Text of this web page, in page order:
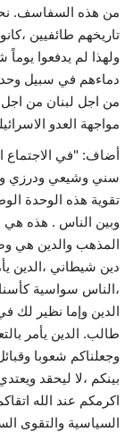
من هذه السفاسف.
تاريخهم طائفيين
ولهذا لم يدفعوا يوماً
دماءهم في سبيل وحدة
من اجل لبنان من
مواجهة العدو
أضاف: "في
سني وشيعي ودرزي
تقوية هذه الوحدة
وبين الناس . هذه هي
المذهب والدين هي
دين شيطاني ،الدين
،الناس سواسية
الدين وإما نظير لك
طالب. الدين يأمر
وجعلناكم شعوبا
بينكم ،لا ليحقد
اكرمكم عند الله
السياسية والتقوى